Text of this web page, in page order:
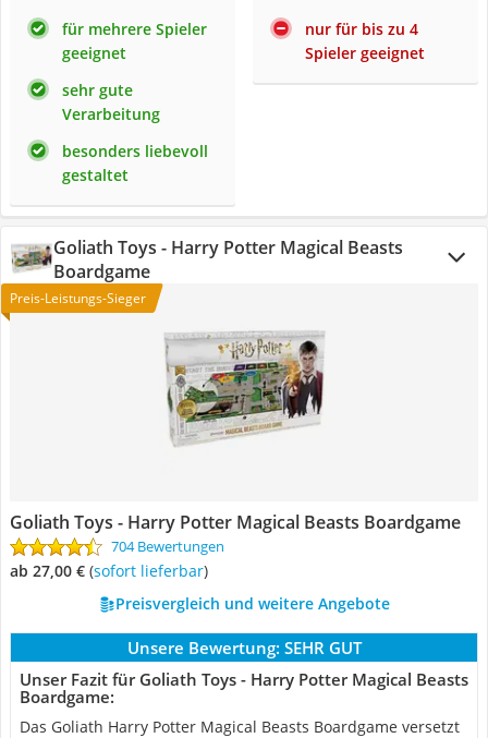
für mehrere Spieler
geeignet
sehr gute
Verarbeitung
besonders liebevoll
gestaltet
nur für bis zu 4
Spieler geeignet
Goliath Toys - Harry Potter Magical Beasts
Boardgame
Preis-Leistungs-Sieger
Goliath Toys - Harry Potter Magical Beasts Boardgame
704 Bewertungen
ab 27,00 € ( Sofort lieferbar)
Preisvergleich und weitere Angebote
Unsere Bewertung: SEHR GUT
Unser Fazit für Goliath Toys - Harry Potter Magical Beasts
Boardgame:
Das Goliath Harry Potter Magical Beasts Boardgame versetzt